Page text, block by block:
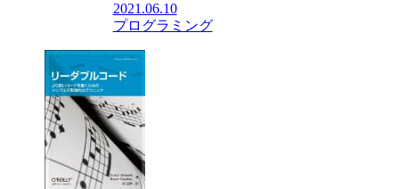
2021.06.10
プログラミング